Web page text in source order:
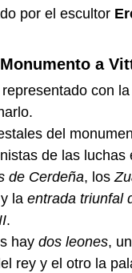
por el escultor
a
con
del
de las
de Cerdeña, los
la entrada triunfal
.
hay dos leones,
rey y el otro la